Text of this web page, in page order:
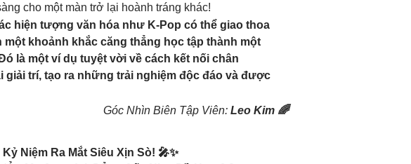
cho một màn trở lại hoành tráng khác!
hiện tượng văn hóa như K-Pop có thể giao thoa
khoảnh khắc căng thẳng học tập thành một
là một ví dụ tuyệt vời về cách kết nối chân
trí, tạo ra những trải nghiệm độc đáo và được
Góc Nhìn Biên Tập Viên: Leo Kim 🌈
Niệm Ra Mắt Siêu Xịn Sò! 🎤✨